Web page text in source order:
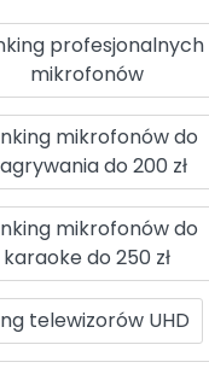
profesjonalnych
mikrofonów
mikrofonów do
do 200 zł
mikrofonów do
karaoke do 250 zł
telewizorów UHD